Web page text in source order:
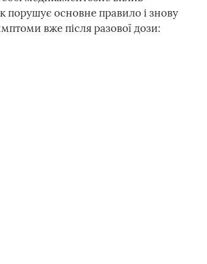
порушує основне правило і знову
вже після разової дози: